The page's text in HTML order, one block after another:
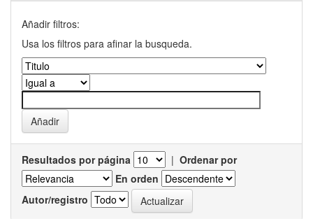
Añadir filtros:
Usa los filtros para afinar la busqueda.
Resultados por página | Ordenar por
En orden
Autor/registro